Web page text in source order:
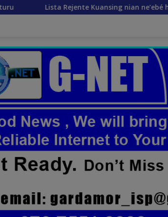
Kuansing nian ne’ebé hetan akuzasaun ba